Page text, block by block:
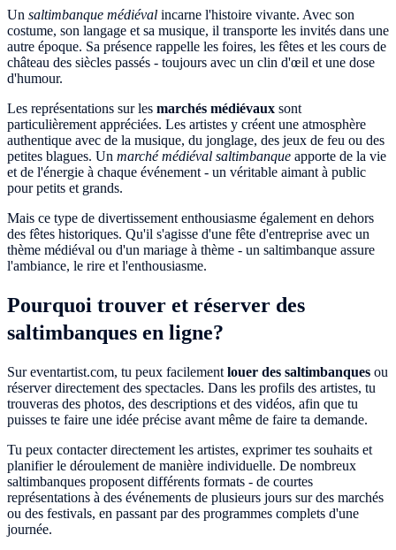
Un saltimbanque médiéval incarne l'histoire vivante. Avec son
costume, son langage et sa musique, il transporte les invités dans une
autre époque. Sa présence rappelle les foires, les fêtes et les cours de
château des siècles passés - toujours avec un clin d'œil et une dose
d'humour.
Les représentations sur les marchés médiévaux sont
particulièrement appréciées. Les artistes y créent une atmosphère
authentique avec de la musique, du jonglage, des jeux de feu ou des
petites blagues. Un marché médiéval saltimbanque apporte de la vie
et de l'énergie à chaque événement - un véritable aimant à public
pour petits et grands.
Mais ce type de divertissement enthousiasme également en dehors
des fêtes historiques. Qu'il s'agisse d'une fête d'entreprise avec un
thème médiéval ou d'un mariage à thème - un saltimbanque assure
l'ambiance, le rire et l'enthousiasme.
Pourquoi trouver et réserver des
saltimbanques en ligne?
Sur eventartist.com, tu peux facilement louer des saltimbanques ou
réserver directement des spectacles. Dans les profils des artistes, tu
trouveras des photos, des descriptions et des vidéos, afin que tu
puisses te faire une idée précise avant même de faire ta demande.
Tu peux contacter directement les artistes, exprimer tes souhaits et
planifier le déroulement de manière individuelle. De nombreux
saltimbanques proposent différents formats - de courtes
représentations à des événements de plusieurs jours sur des marchés
ou des festivals, en passant par des programmes complets d'une
journée.